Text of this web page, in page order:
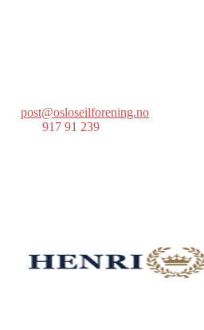
post@osloseilforening.no
917 91 239